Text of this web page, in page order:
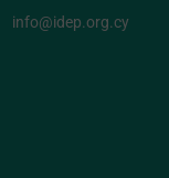
info@idep.org.cy